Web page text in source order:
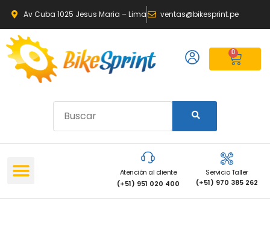
Av Cuba 1025 Jesus Maria – Lima ventas@bikesprint.pe
0
Atención al cliente
(+51) 951 020 400
Servicio Taller
(+51) 970 385 262